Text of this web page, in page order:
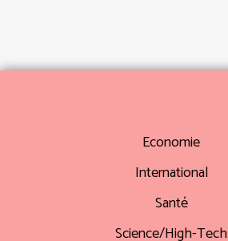
Economie
International
Santé
Science/High-Tech